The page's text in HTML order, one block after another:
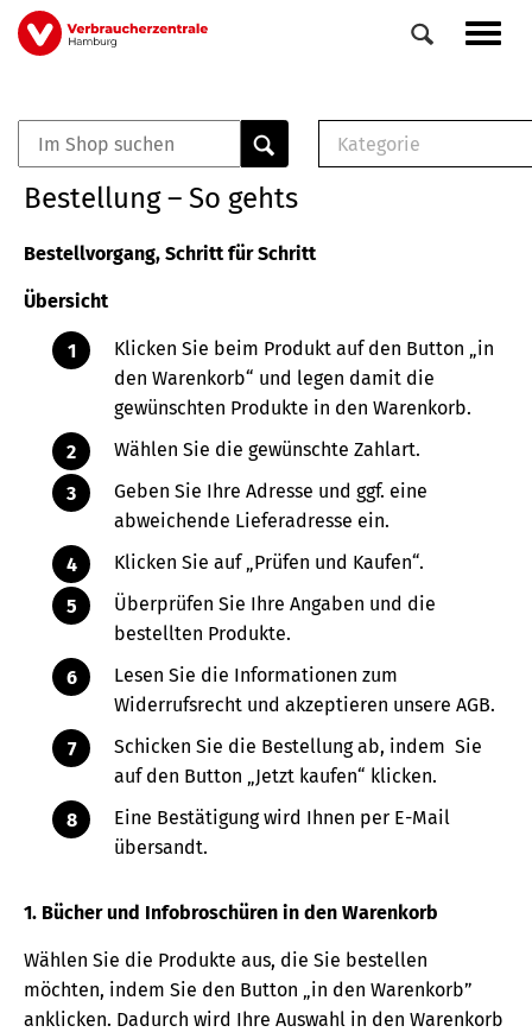
Direkt
zum
Veranstaltungen
0
Elemente
Kategorie
Buch
Bestellung – So gehts
Bestellvorgang, Schritt für Schritt
Übersicht
Klicken Sie beim Produkt auf den Button „in
den Warenkorb“ und legen damit die
gewünschten Produkte in den Warenkorb.
Wählen Sie die gewünschte Zahlart.
Geben Sie Ihre Adresse und ggf. eine
abweichende Lieferadresse ein.
Klicken Sie auf „Prüfen und Kaufen“.
Überprüfen Sie Ihre Angaben und die
bestellten Produkte.
Lesen Sie die Informationen zum
Widerrufsrecht und akzeptieren unsere AGB.
Schicken Sie die Bestellung ab, indem Sie
auf den Button „Jetzt kaufen“ klicken.
Eine Bestätigung wird Ihnen per E-Mail
übersandt.
1. Bücher und Infobroschüren in den Warenkorb
Wählen Sie die Produkte aus, die Sie bestellen
möchten, indem Sie den Button „in den Warenkorb”
anklicken. Dadurch wird Ihre Auswahl in den Warenkorb